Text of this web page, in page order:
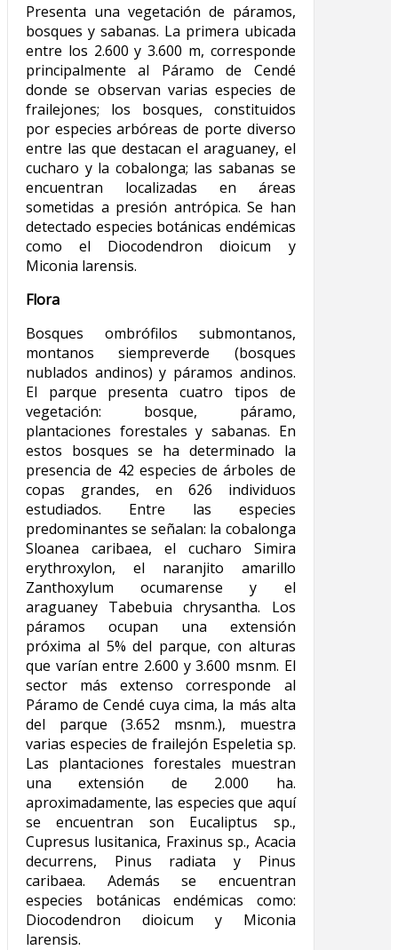
Presenta una vegetación de páramos,
bosques y sabanas. La primera ubicada
entre los 2.600 y 3.600 m, corresponde
principalmente al Páramo de Cendé
donde se observan varias especies de
frailejones; los bosques, constituidos
por especies arbóreas de porte diverso
entre las que destacan el araguaney, el
cucharo y la cobalonga; las sabanas se
encuentran localizadas en áreas
sometidas a presión antrópica. Se han
detectado especies botánicas endémicas
como el Diocodendron dioicum y
Miconia larensis.
Flora
Bosques ombrófilos submontanos,
montanos siempreverde (bosques
nublados andinos) y páramos andinos.
El parque presenta cuatro tipos de
vegetación: bosque, páramo,
plantaciones forestales y sabanas. En
estos bosques se ha determinado la
presencia de 42 especies de árboles de
copas grandes, en 626 individuos
estudiados. Entre las especies
predominantes se señalan: la cobalonga
Sloanea caribaea, el cucharo Simira
erythroxylon, el naranjito amarillo
Zanthoxylum ocumarense y el
araguaney Tabebuia chrysantha. Los
páramos ocupan una extensión
próxima al 5% del parque, con alturas
que varían entre 2.600 y 3.600 msnm. El
sector más extenso corresponde al
Páramo de Cendé cuya cima, la más alta
del parque (3.652 msnm.), muestra
varias especies de frailejón Espeletia sp.
Las plantaciones forestales muestran
una extensión de 2.000 ha.
aproximadamente, las especies que aquí
se encuentran son Eucaliptus sp.,
Cupresus lusitanica, Fraxinus sp., Acacia
decurrens, Pinus radiata y Pinus
caribaea. Además se encuentran
especies botánicas endémicas como:
Diocodendron dioicum y Miconia
larensis.